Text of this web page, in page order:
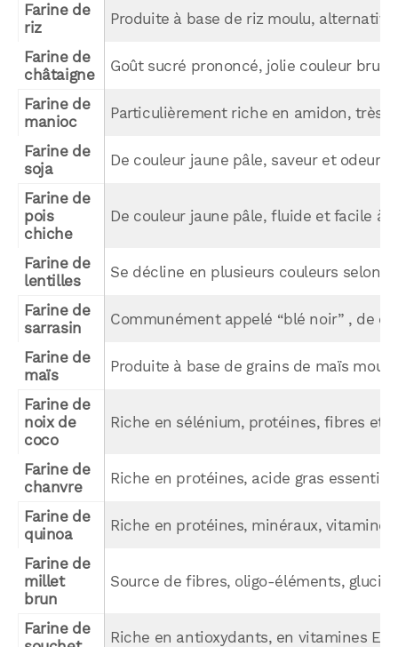
Farine de
riz
Produite à base de riz moulu,
Farine de
châtaigne
Goût sucré prononcé, jolie couleur
Farine de
manioc
Particulièrement riche en amidon, très
Farine de
soja
De couleur jaune pâle, saveur et odeur
Farine de
pois
chiche
De couleur jaune pâle, fluide et facile à
Farine de
lentilles
Se décline en plusieurs couleurs selon
Farine de
sarrasin
Communément appelé “blé noir” , de
Farine de
maïs
Produite à base de grains de maïs
Farine de
noix de
coco
Riche en sélénium, protéines, fibres et
Farine de
chanvre
Riche en protéines, acide gras
Farine de
quinoa
Riche en protéines, minéraux,
Farine de
millet
brun
Source de fibres, oligo-éléments,
Farine de
Riche en antioxydants, en vitamines E,